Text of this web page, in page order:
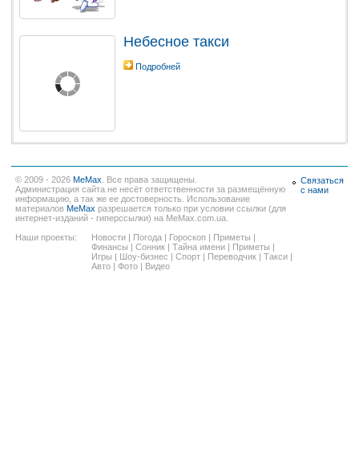
Небесное такси
Подробней
© 2009 - 2026 MeMax . Все права защищены.
Администрация сайта не несёт ответственности за размещённую
информацию, а так же ее достоверность. Использование
материалов MeMax разрешается только при условии ссылки (для
интернет-изданий - гиперссылки) на MeMax.com.ua.
Наши проекты:
Новости | Погода | Гороскоп | Приметы |
Финансы | Сонник | Тайна имени | Приметы |
Игры | Шоу-бизнес | Спорт | Переводчик | Такси |
Авто | Фото | Видео
Связаться
с нами